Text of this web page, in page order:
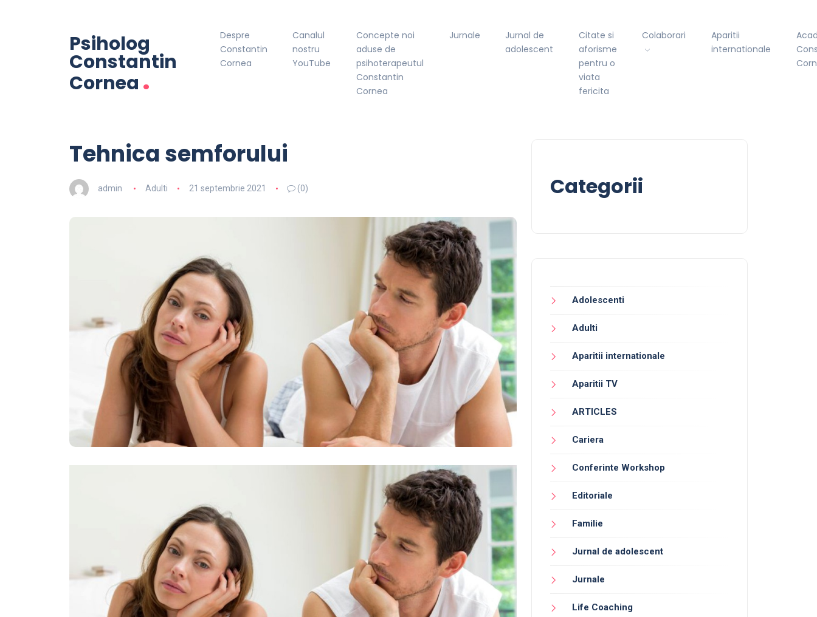
Psiholog
Constantin
Cornea.
Despre
Constantin
Cornea
Canalul
nostru
YouTube
Concepte noi
aduse de
psihoterapeutul
Constantin
Cornea
Jurnale
Jurnal de
adolescent
Citate si
aforisme
pentru o
viata
fericita
Colaborari
Aparitii
internationale
Tehnica semforului
admin Adulti 21 septembrie 2021 (0) Categorii
Adolescenti
Adulti
Aparitii internationale
Aparitii TV
ARTICLES
Cariera
Conferinte Workshop
Editoriale
Familie
Jurnal de adolescent
Jurnale
Life Coaching